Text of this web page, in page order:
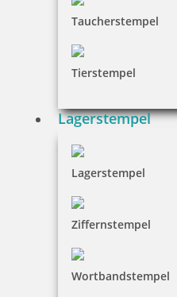
Taucherstempel
Tierstempel
Lagerstempel
Lagerstempel
Ziffernstempel
Wortbandstempel